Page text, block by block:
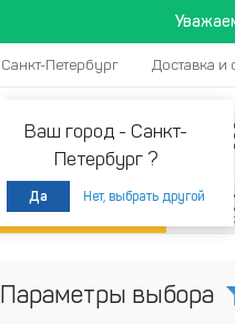
Санкт-Петербург
Ваш город - Санкт-
Петербург ?
Да Нет, выбрать другой
Доставка и
Акции
Параметры выбора